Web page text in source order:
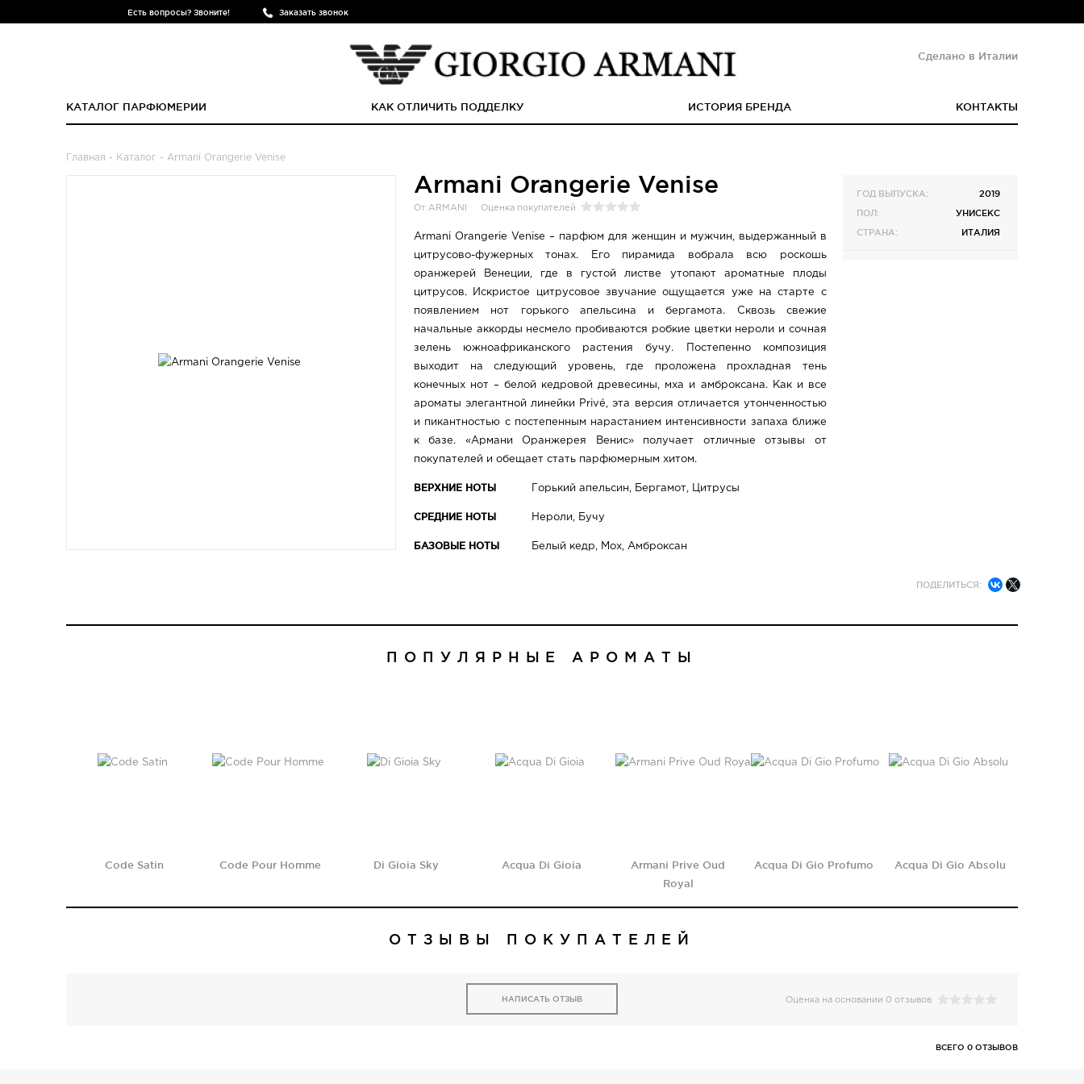
Есть вопросы? Звоните! Заказать звонок
Сделано в Италии
КАТАЛОГ ПАРФЮМЕРИИ КАК ОТЛИЧИТЬ ПОДДЕЛКУ ИСТОРИЯ БРЕНДА КОНТАКТЫ
Главная - Каталог - Armani Orangerie Venise
Armani Orangerie Venise
От ARMANI Оценка покупателей
Armani Orangerie Venise – парфюм для женщин и мужчин, выдержанный в
цитрусово-фужерных тонах. Его пирамида вобрала всю роскошь
оранжерей Венеции, где в густой листве утопают ароматные плоды
цитрусов. Искристое цитрусовое звучание ощущается уже на старте с
появлением нот горького апельсина и бергамота. Сквозь свежие
начальные аккорды несмело пробиваются робкие цветки нероли и сочная
зелень южноафриканского растения бучу. Постепенно композиция
выходит на следующий уровень, где проложена прохладная тень
конечных нот – белой кедровой древесины, мха и амброксана. Как и все
ароматы элегантной линейки Privé, эта версия отличается утонченностью
и пикантностью с постепенным нарастанием интенсивности запаха ближе
к базе. «Армани Оранжерея Венис» получает отличные отзывы от
покупателей и обещает стать парфюмерным хитом.
ВЕРХНИЕ НОТЫ Горький апельсин, Бергамот, Цитрусы
СРЕДНИЕ НОТЫ Нероли, Бучу
БАЗОВЫЕ НОТЫ Белый кедр, Мох, Амброксан
ГОД ВЫПУСКА:
2019
ПОЛ:
УНИСЕКС
СТРАНА:
ИТАЛИЯ
ПОДЕЛИТЬСЯ:
ПОПУЛЯРНЫЕ АРОМАТЫ
Code Satin Code Pour Homme Di Gioia Sky Acqua Di Gioia
Armani Prive Oud
Royal
Acqua Di Gio Profumo Acqua Di Gio Absolu
ОТЗЫВЫ ПОКУПАТЕЛЕЙ
НАПИСАТЬ ОТЗЫВ Оценка на основании 0 отзывов
ВСЕГО 0 ОТЗЫВОВ